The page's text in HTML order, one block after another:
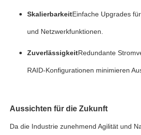
SkalierbarkeitEinfache Upgrades
und Netzwerkfunktionen.
ZuverlässigkeitRedundante
RAID-Konfigurationen minimieren
Aussichten für die Zukunft
Da die Industrie zunehmend Agilität und